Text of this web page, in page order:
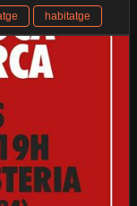
habitatge